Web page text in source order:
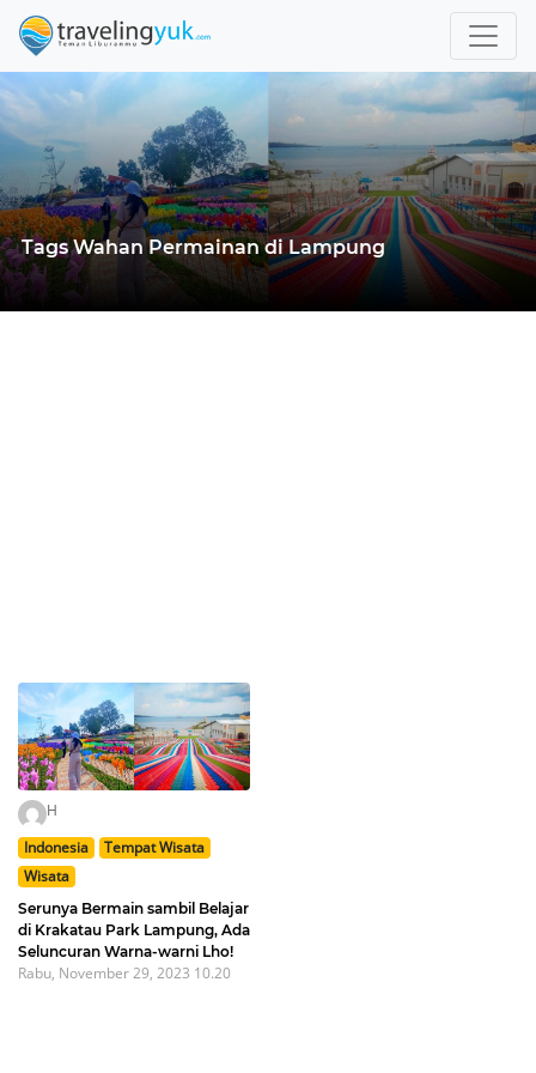
Tags Wahan Permainan di Lampung
H
Indonesia
Tempat Wisata
Wisata
Serunya Bermain sambil Belajar
di Krakatau Park Lampung, Ada
Seluncuran Warna-warni Lho!
Rabu, November 29, 2023 10.20